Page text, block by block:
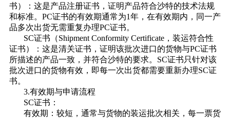
书）：这是产品注册证书，证明产品符合沙特的技术法规
和标准。PC证书的有效期通常为1年，在有效期内，同一产
品多次出货无需重复办理PC证书。
SC证书（Shipment Conformity Certificate，装运符合性
证书）：这是清关证书，证明该批次进口的货物与PC证书
所描述的产品一致，并符合沙特的要求。SC证书只针对该
批次进口的货物有效，即每一次出货都需要重新办理SC证
书。
3.有效期与申请流程
SC证书：
有效期：较短，通常与货物的装运批次相关，每一票货